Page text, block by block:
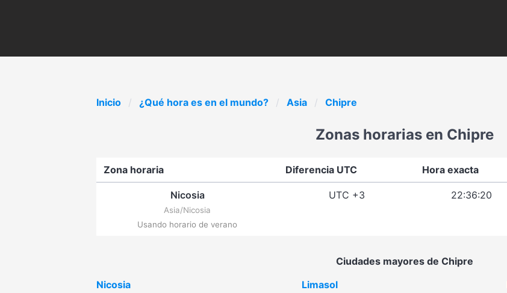
Inicio ¿Qué hora es en el mundo? Asia Chipre
Zonas horarias en Chipre
Zona horaria Diferencia UTC Hora exacta
Nicosia
Asia/Nicosia
Usando horario de verano
UTC +3 22:36:20
Ciudades mayores de Chipre
Nicosia
Limasol